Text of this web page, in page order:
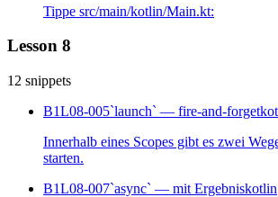
Tippe src/main/kotlin/Main.kt:
Lesson 8
12 snippets
B1L08-005`launch` — fire-and-forget
Innerhalb eines Scopes gibt es zwei
starten.
B1L08-007`async` — mit Ergebniskotlin